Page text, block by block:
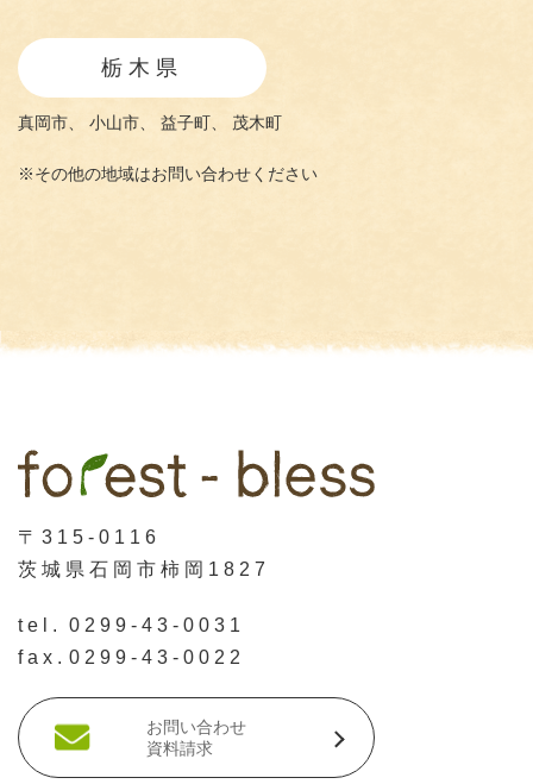
栃木県
真岡市、 小山市、 益子町、 茂木町
※その他の地域はお問い合わせください
〒315-0116
茨城県石岡市柿岡1827
tel.
0299-43-0031
fax. 0299-43-0022
お問い合わせ
資料請求